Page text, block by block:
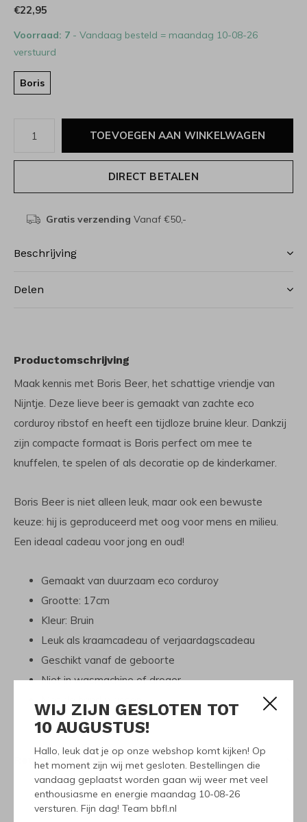
WIJ ZIJN GESLOTEN TOT
10 AUGUSTUS!
Hallo, leuk dat je op onze webshop komt kijken! Op
het moment zijn wij met gesloten. Bestellingen die
vandaag geplaatst worden gaan wij weer met veel
enthousiasme en energie maandag 10-08-26
versturen. Fijn dag! Team bbfl.nl
€22,95
Voorraad: 7 - Vandaag besteld = maandag 10-08-26
verstuurd
Boris
TOEVOEGEN AAN WINKELWAGEN
DIRECT BETALEN
Gratis verzending Vanaf €50,-
Beschrijving
Delen
Productomschrijving
Maak kennis met Boris Beer, het schattige vriendje van
Nijntje. Deze lieve beer is gemaakt van zachte eco
corduroy ribstof en heeft een tijdloze bruine kleur. Dankzij
zijn compacte formaat is Boris perfect om mee te
knuffelen, te spelen of als decoratie op de kinderkamer.
Boris Beer is niet alleen leuk, maar ook een bewuste
keuze: hij is geproduceerd met oog voor mens en milieu.
Een ideaal cadeau voor jong en oud!
Gemaakt van duurzaam eco corduroy
Grootte: 17cm
Kleur: Bruin
Leuk als kraamcadeau of verjaardagscadeau
Geschikt vanaf de geboorte
Niet in wasmachine of droger
Reviews
0/ 5